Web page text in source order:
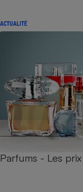
ACTUALITÉ
Parfums - Les prix